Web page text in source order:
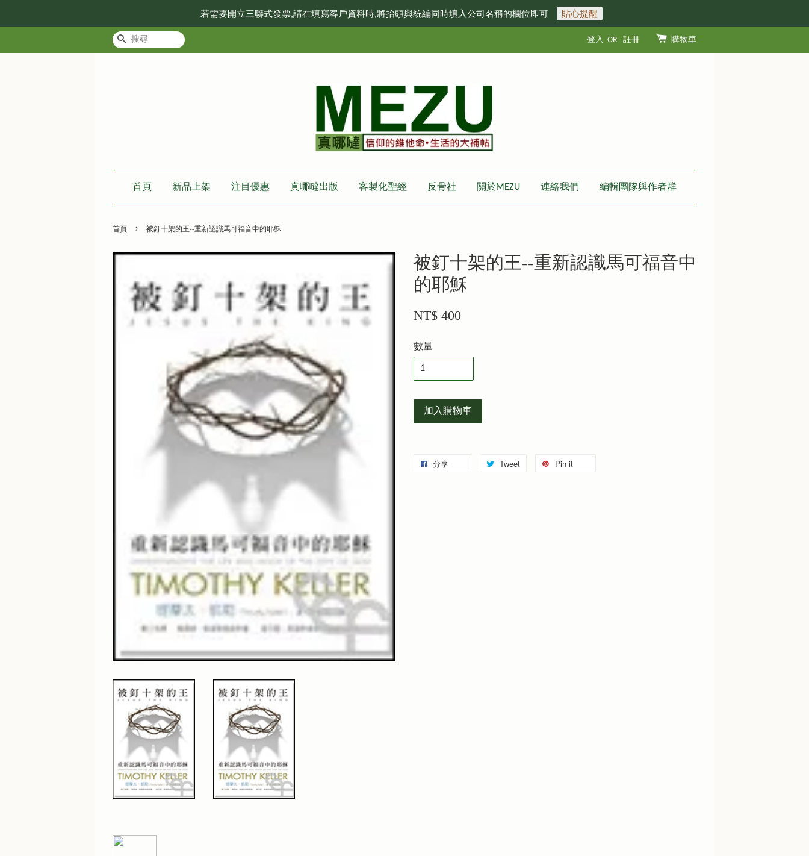
若需要開立三聯式發票,請在填寫客戶資料時,將抬頭與統編同時填入公司名稱的欄位即可 貼心提醒
搜尋 登入 OR 註冊 購物車
首頁 新品上架 注目優惠 真哪噠出版 客製化聖經 反骨社 關於MEZU 連絡我們 編輯團隊與作者群
首頁 › 被釘十架的王--重新認識馬可福音中的耶穌
被釘十架的王--重新認識馬可福音中
的耶穌
NT$ 400
數量
加入購物車
分享 Tweet Pin it